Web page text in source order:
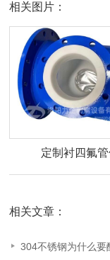
相关图片：
定制衬四氟
相关文章：
304不锈钢为什么要